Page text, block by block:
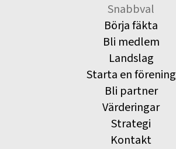
Snabbval
Börja fäkta
Bli medlem
Landslag
Starta en förening
Bli partner
Värderingar
Strategi
Kontakt